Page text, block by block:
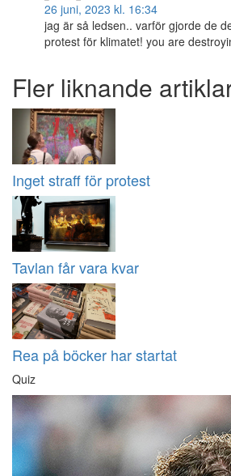
26 juni, 2023 kl. 16:34
jag är så ledsen.. varför gjorde de
protest för klimatet! you are
Fler liknande
Inget straff för protest
Tavlan får vara kvar
Rea på böcker har startat
Quiz